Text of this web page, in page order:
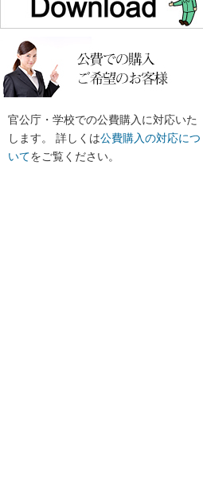
官公庁・学校での公費購入に対応いた
します。 詳しくは公費購入の対応につ
いてをご覧ください。